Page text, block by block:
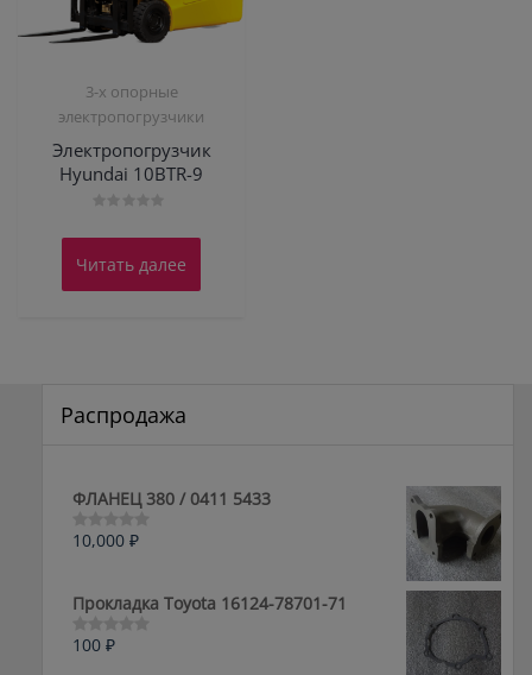
3-х опорные
электропогрузчики
Электропогрузчик
Hyundai 10BTR-9
0
5
Читать далее
Распродажа
ФЛАНЕЦ 380 / 0411 5433
Оценка
5
10,000 ₽
Прокладка Toyota 16124-78701-71
Оценка
100 ₽